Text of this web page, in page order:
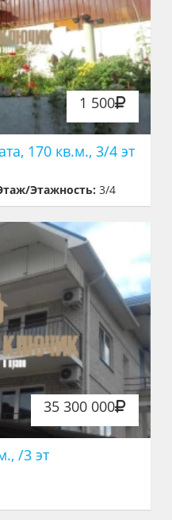
1 500
170 кв.м., 3/4 эт
Этажность:3/4
35 300 000
/3 эт